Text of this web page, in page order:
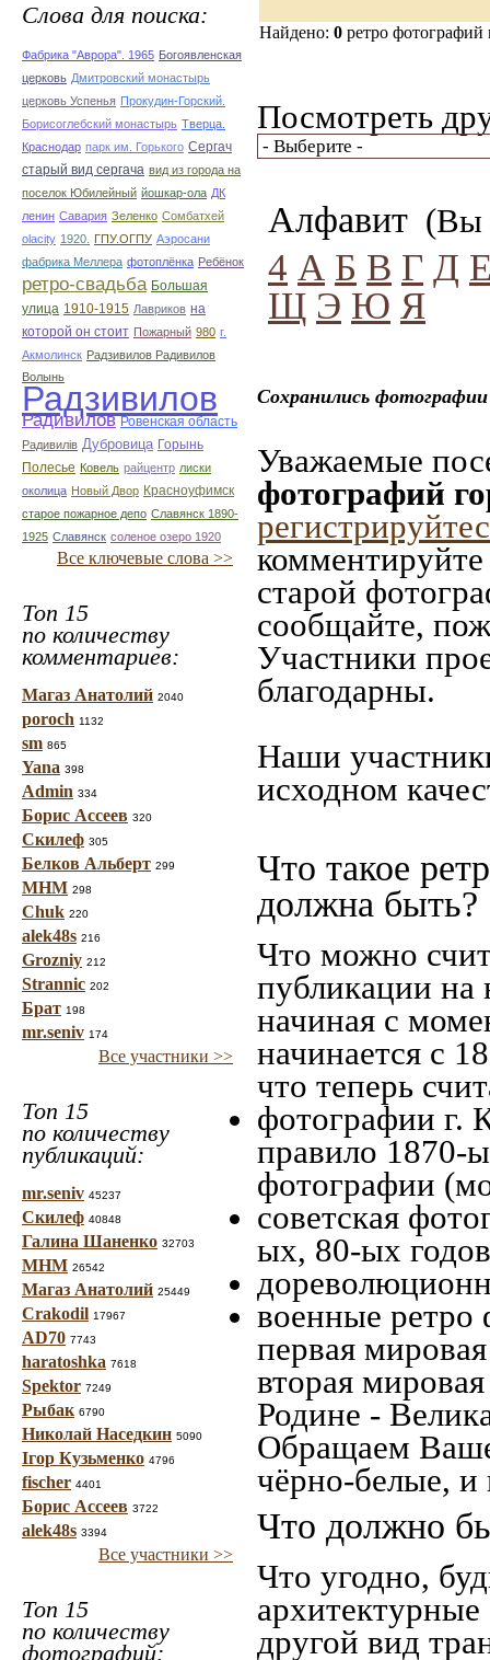
Слова для поиска:
Фабрика "Аврора". 1965 Богоявленская
церковь Дмитровский монастырь
церковь Успенья Прокудин-Горский.
Борисоглебский монастырь Тверца.
Краснодар парк им. Горького Сергач
старый вид сергача вид из города на
поселок Юбилейный йошкар-ола ДК
ленин Савария Зеленко Сомбатхей
olacity 1920. ГПУ.ОГПУ Аэросани
фабрика Меллера фотоплёнка Ребёнок
ретро-свадьба Большая
улица 1910-1915 Лавриков на
которой он стоит Пожарный 980 г.
Акмолинск Радзивилов Радивилов
Волынь
Радзивилов
Радивилов Ровенская область
Радивилiв Дубровица Горынь
Полесье Ковель райцентр лиски
околица Новый Двор Красноуфимск
старое пожарное депо Славянск 1890-
1925 Славянск соленое озеро 1920
Все ключевые слова >>
Топ 15
по количеству
комментариев:
Магаз Анатолий 2040
poroch 1132
sm 865
Yana 398
Admin 334
Борис Ассеев 320
Скилеф 305
Белков Альберт 299
МНМ 298
Chuk 220
alek48s 216
Grozniy 212
Strannic 202
Брат 198
mr.seniv 174
Все участники >>
Топ 15
по количеству
публикаций:
mr.seniv 45237
Скилеф 40848
Галина Шаненко 32703
МНМ 26542
Магаз Анатолий 25449
Crakodil 17967
AD70 7743
haratoshka 7618
Spektor 7249
Рыбак 6790
Николай Наседкин 5090
Ігор Кузьменко 4796
fischer 4401
Борис Ассеев 3722
alek48s 3394
Все участники >>
Топ 15
по количеству
фотографий:
Найдено: 0 ретро
Посмотреть
Алфавит (Вы
4 А Б В Г Д
Щ Э Ю Я
Сохранились
Уважаемые
фотографий
старой
сообщайте,
Участники
благодарны.
Наши
исходном
Что такое
должна быть?
Что можно
публикации
начиная c
начинается с
что теперь
фотографии г.
правило 1870-
фотографии
советская
ых, 80-ых
военные ретро
первая
вторая
Родине -
Обращаем
чёрно-белые, и
Что должно
Что угодно,
другой вид